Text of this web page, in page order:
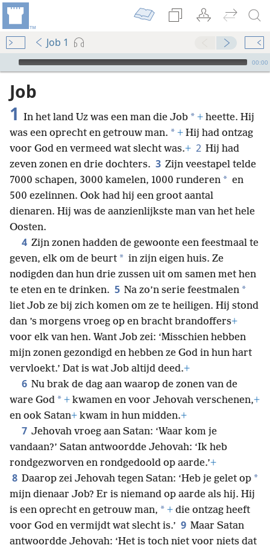
Job 1
Audio Player
00:00
Job
1 In het land Uz was een man die Job * + heette. Hij
was een oprecht en getrouw man. * + Hij had ontzag
voor God en vermeed wat slecht was.+ 2 Hij had
zeven zonen en drie dochters. 3 Zijn veestapel telde
7000 schapen, 3000 kamelen, 1000 runderen * en
500 ezelinnen. Ook had hij een groot aantal
dienaren. Hij was de aanzienlijkste man van het hele
Oosten.
4 Zijn zonen hadden de gewoonte een feestmaal te
geven, elk om de beurt * in zijn eigen huis. Ze
nodigden dan hun drie zussen uit om samen met hen
te eten en te drinken. 5 Na zo’n serie feestmalen *
liet Job ze bij zich komen om ze te heiligen. Hij stond
dan ’s morgens vroeg op en bracht brandoffers+
voor elk van hen. Want Job zei: ‘Misschien hebben
mijn zonen gezondigd en hebben ze God in hun hart
vervloekt.’ Dat is wat Job altijd deed.+
6 Nu brak de dag aan waarop de zonen van de
ware God * + kwamen en voor Jehovah verschenen,+
en ook Satan+ kwam in hun midden.+
7 Jehovah vroeg aan Satan: ‘Waar kom je
vandaan?’ Satan antwoordde Jehovah: ‘Ik heb
rondgezworven en rondgedoold op aarde.’+
8 Daarop zei Jehovah tegen Satan: ‘Heb je gelet op *
mijn dienaar Job? Er is niemand op aarde als hij. Hij
is een oprecht en getrouw man, * + die ontzag heeft
voor God en vermijdt wat slecht is.’ 9 Maar Satan
antwoordde Jehovah: ‘Het is toch niet voor niets dat